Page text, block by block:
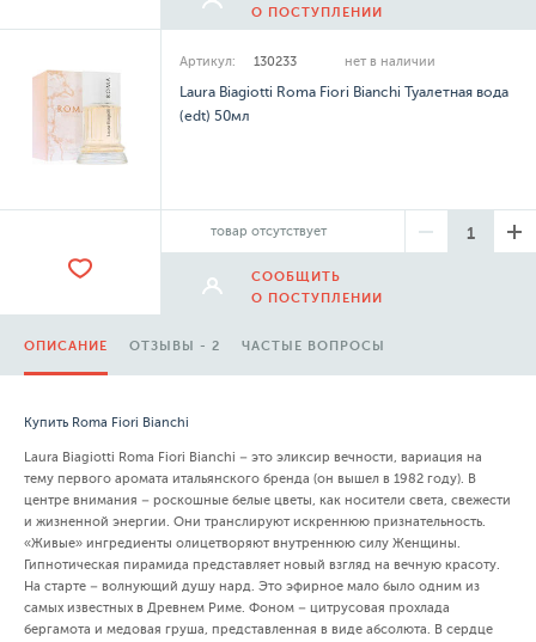
О ПОСТУПЛЕНИИ
Артикул: 130233 нет в наличии
Laura Biagiotti Roma Fiori Bianchi Туалетная вода
(edt) 50мл
товар отсутствует
СООБЩИТЬ
О ПОСТУПЛЕНИИ
ОПИСАНИЕ ОТЗЫВЫ - 2 ЧАСТЫЕ ВОПРОСЫ
Купить Roma Fiori Bianchi
Laura Biagiotti Roma Fiori Bianchi – это эликсир вечности, вариация на
тему первого аромата итальянского бренда (он вышел в 1982 году). В
центре внимания – роскошные белые цветы, как носители света, свежести
и жизненной энергии. Они транслируют искреннюю признательность.
«Живые» ингредиенты олицетворяют внутреннюю силу Женщины.
Гипнотическая пирамида представляет новый взгляд на вечную красоту.
На старте – волнующий душу нард. Это эфирное мало было одним из
самых известных в Древнем Риме. Фоном – цитрусовая прохлада
бергамота и медовая груша, представленная в виде абсолюта. В сердце